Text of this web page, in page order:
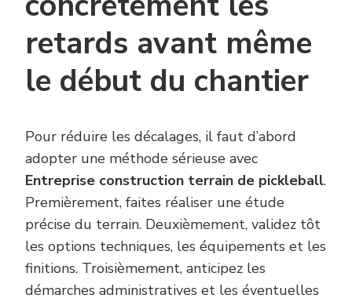
retards avant même
le début du chantier
Pour réduire les décalages, il faut d’abord
adopter une méthode sérieuse avec
Entreprise construction terrain de pickleball.
Premièrement, faites réaliser une étude
précise du terrain. Deuxièmement, validez tôt
les options techniques, les équipements et les
finitions. Troisièmement, anticipez les
démarches administratives et les éventuelles